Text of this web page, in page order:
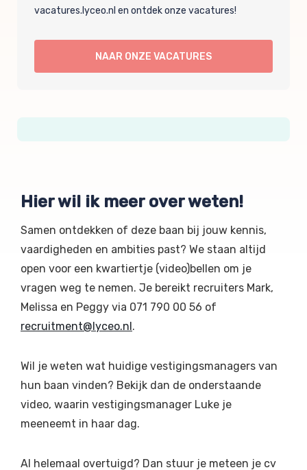
vacatures.lyceo.nl en ontdek onze vacatures!
NAAR ONZE VACATURES
Hier wil ik meer over weten!
Samen ontdekken of deze baan bij jouw kennis,
vaardigheden en ambities past? We staan altijd
open voor een kwartiertje (video)bellen om je
vragen weg te nemen. Je bereikt recruiters Mark,
Melissa en Peggy via 071 790 00 56 of
recruitment@lyceo.nl.
Wil je weten wat huidige vestigingsmanagers van
hun baan vinden? Bekijk dan de onderstaande
video, waarin vestigingsmanager Luke je
meeneemt in haar dag.
Al helemaal overtuigd? Dan stuur je meteen je cv